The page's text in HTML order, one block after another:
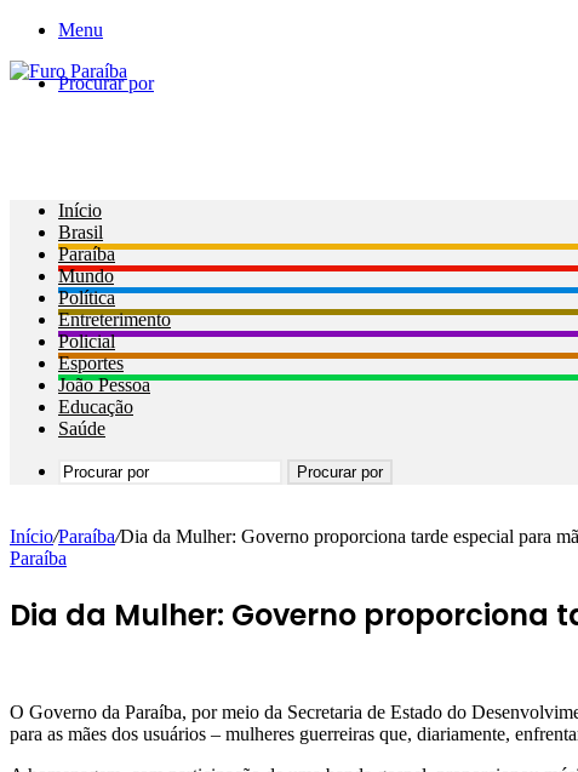
Menu
Procurar por
Início
Brasil
Paraíba
Mundo
Política
Entreterimento
Policial
Esportes
João Pessoa
Educação
Saúde
Procurar por
Início/Paraíba/Dia da Mulher: Governo proporciona tarde especial para
Paraíba
Dia da Mulher: Governo proporciona
O Governo da Paraíba, por meio da Secretaria de Estado do
para as mães dos usuários – mulheres guerreiras que, diariamente,